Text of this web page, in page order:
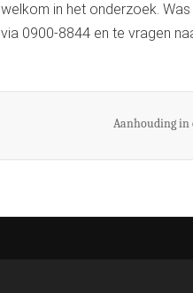
welkom in het onderzoek.
via 0900-8844 en te vragen
Aanhouding in